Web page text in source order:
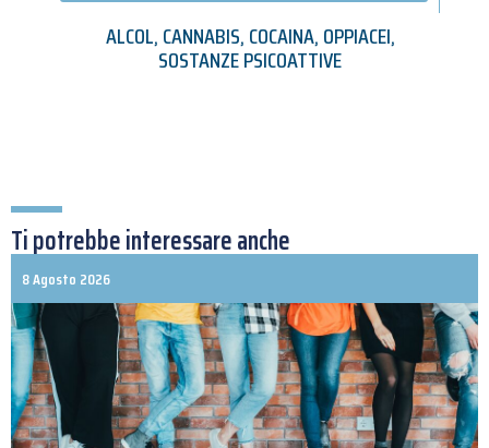
ALCOL,CANNABIS,COCAINA,OPPIACEI,
SOSTANZE PSICOATTIVE
Ti potrebbe interessare anche
8 Agosto 2026